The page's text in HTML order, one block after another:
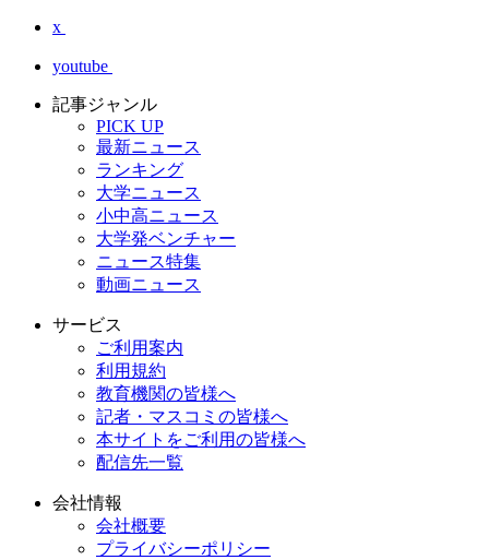
x
youtube
記事ジャンル
PICK UP
最新ニュース
ランキング
大学ニュース
小中高ニュース
大学発ベンチャー
ニュース特集
動画ニュース
サービス
ご利用案内
利用規約
教育機関の皆様へ
記者・マスコミの皆様へ
本サイトをご利用の皆様へ
配信先一覧
会社情報
会社概要
プライバシーポリシー